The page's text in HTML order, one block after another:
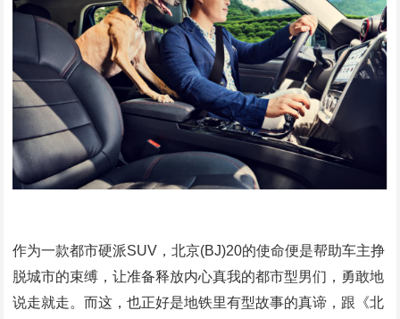
作为一款都市硬派SUV，北京(BJ)20的使命便是帮助车主挣
脱城市的束缚，让准备释放内心真我的都市型男们，勇敢地
说走就走。而这，也正好是地铁里有型故事的真谛，跟《北